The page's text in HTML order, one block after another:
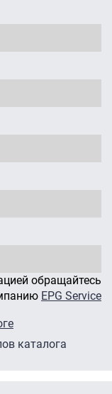
обращайтесь
EPG Service
каталога